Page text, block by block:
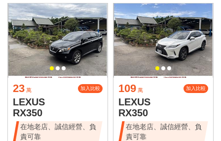
23 萬 加入比較
LEXUS
RX350
在地老店、誠信經營、負
責可靠
109 萬 加入比較
LEXUS
RX350
在地老店、誠信經營、負
責可靠